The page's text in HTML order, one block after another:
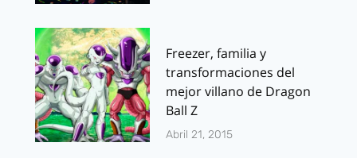
Freezer, familia y
transformaciones del
mejor villano de Dragon
Ball Z
Abril 21, 2015